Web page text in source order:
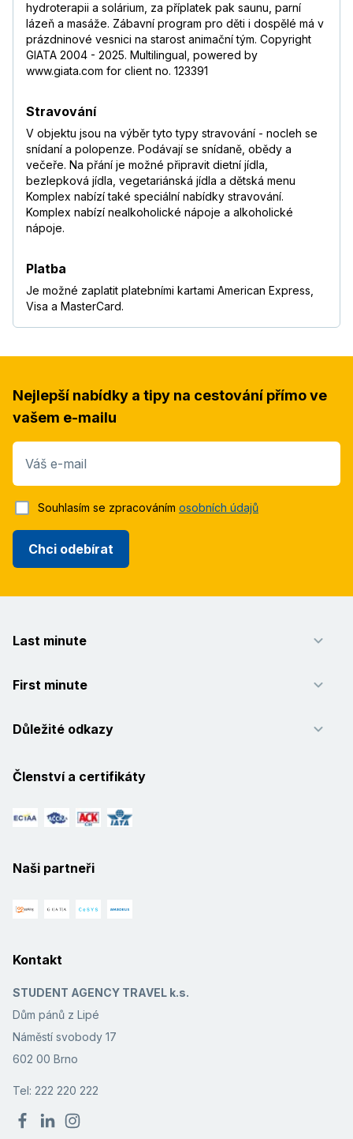
hydroterapii a solárium, za příplatek pak saunu, parní
lázeň a masáže. Zábavní program pro děti i dospělé má v
prázdninové vesnici na starost animační tým. Copyright
GIATA 2004 - 2025. Multilingual, powered by
www.giata.com for client no. 123391
Stravování
V objektu jsou na výběr tyto typy stravování - nocleh se
snídaní a polopenze. Podávají se snídaně, obědy a
večeře. Na přání je možné připravit dietní jídla,
bezlepková jídla, vegetariánská jídla a dětská menu
Komplex nabízí také speciální nabídky stravování.
Komplex nabízí nealkoholické nápoje a alkoholické
nápoje.
Platba
Je možné zaplatit platebními kartami American Express,
Visa a MasterCard.
Nejlepší nabídky a tipy na cestování přímo ve
vašem e-mailu
Váš e-mail
Chci odebírat
Souhlasím se zpracováním osobních údajů
Last minute
First minute
Důležité odkazy
Členství a certifikáty
Naši partneři
Kontakt
STUDENT AGENCY TRAVEL k.s.
Dům pánů z Lipé
Náměstí svobody 17
602 00 Brno
Tel: 222 220 222